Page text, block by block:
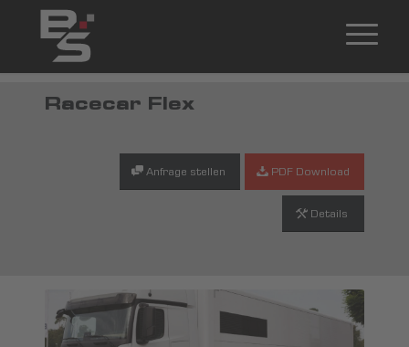
Racecar Flex
PDF Download
Anfrage stellen
Details